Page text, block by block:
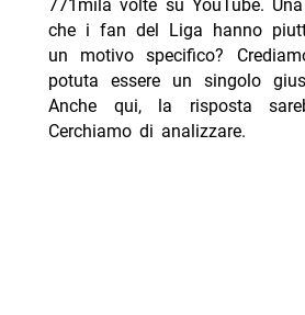
771mila volte su YouTube.
che i fan del Liga hanno
un motivo specifico?
potuta essere un singolo
Anche qui, la risposta
Cerchiamo di analizzare.